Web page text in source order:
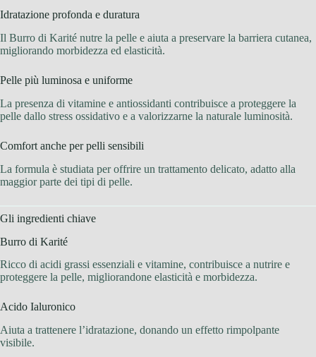
Idratazione profonda e duratura
Il Burro di Karité nutre la pelle e aiuta a preservare la barriera cutanea,
migliorando morbidezza ed elasticità.
Pelle più luminosa e uniforme
La presenza di vitamine e antiossidanti contribuisce a proteggere la
pelle dallo stress ossidativo e a valorizzarne la naturale luminosità.
Comfort anche per pelli sensibili
La formula è studiata per offrire un trattamento delicato, adatto alla
maggior parte dei tipi di pelle.
Gli ingredienti chiave
Burro di Karité
Ricco di acidi grassi essenziali e vitamine, contribuisce a nutrire e
proteggere la pelle, migliorandone elasticità e morbidezza.
Acido Ialuronico
Aiuta a trattenere l’idratazione, donando un effetto rimpolpante
visibile.